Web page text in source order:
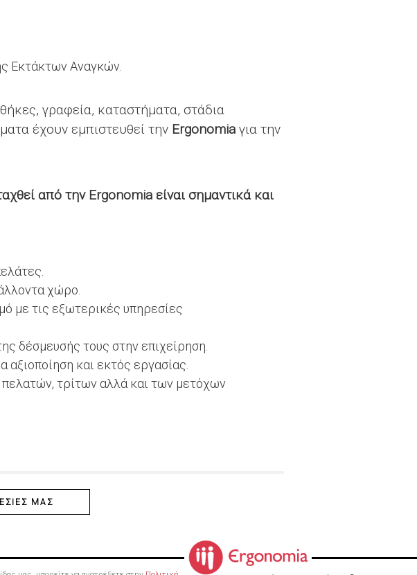
Εκτάκτων Αναγκών.
γραφεία, καταστήματα, στάδια
έχουν εμπιστευθεί την Ergonomiaγια την
από την Ergonomia είναι σημαντικά και
χώρο.
με τις εξωτερικές υπηρεσίες
δέσμευσής τους στην επιχείρηση.
και εκτός εργασίας.
τρίτων αλλά και των μετόχων
ΜΑΣ